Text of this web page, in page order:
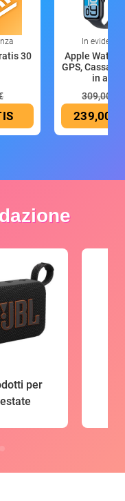
30
In evidenza
Apple Watch
GPS, Cassa
in all
309,00 €
239,00 €
per